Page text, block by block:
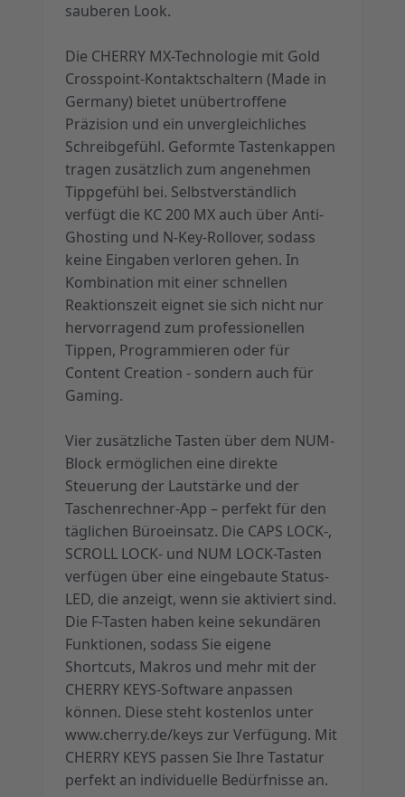
sauberen Look.
Die CHERRY MX-Technologie mit Gold
Crosspoint-Kontaktschaltern (Made in
Germany) bietet unübertroffene
Präzision und ein unvergleichliches
Schreibgefühl. Geformte Tastenkappen
tragen zusätzlich zum angenehmen
Tippgefühl bei. Selbstverständlich
verfügt die KC 200 MX auch über Anti-
Ghosting und N-Key-Rollover, sodass
keine Eingaben verloren gehen. In
Kombination mit einer schnellen
Reaktionszeit eignet sie sich nicht nur
hervorragend zum professionellen
Tippen, Programmieren oder für
Content Creation - sondern auch für
Gaming.
Vier zusätzliche Tasten über dem NUM-
Block ermöglichen eine direkte
Steuerung der Lautstärke und der
Taschenrechner-App – perfekt für den
täglichen Büroeinsatz. Die CAPS LOCK-,
SCROLL LOCK- und NUM LOCK-Tasten
verfügen über eine eingebaute Status-
LED, die anzeigt, wenn sie aktiviert sind.
Die F-Tasten haben keine sekundären
Funktionen, sodass Sie eigene
Shortcuts, Makros und mehr mit der
CHERRY KEYS-Software anpassen
können. Diese steht kostenlos unter
www.cherry.de/keys zur Verfügung. Mit
CHERRY KEYS passen Sie Ihre Tastatur
perfekt an individuelle Bedürfnisse an.